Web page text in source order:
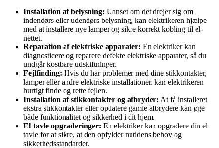
Installation af belysning: Uanset om det drejer sig om
indendørs eller udendørs belysning, kan elektrikeren hjælpe
med at installere nye lamper og sikre korrekt kobling til el-
nettet.
Reparation af elektriske apparater: En elektriker kan
diagnosticere og reparere defekte elektriske apparater, så du
undgår kostbare udskiftninger.
Fejlfinding: Hvis du har problemer med dine stikkontakter,
lamper eller andre elektriske installationer, kan elektrikeren
hurtigt finde og rette fejlen.
Installation af stikkontakter og afbryder: At få installeret
ekstra stikkontakter eller opdatere gamle afbrydere kan øge
både funktionalitet og sikkerhed i dit hjem.
El-tavle opgraderinger: En elektriker kan opgradere din el-
tavle for at sikre, at den opfylder nutidens behov og
sikkerhedsstandarder.